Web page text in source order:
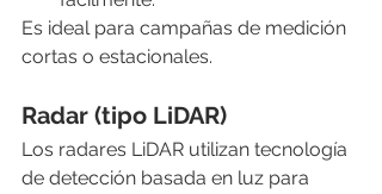
Es ideal para campañas de medición
cortas o estacionales.
Radar (tipo LiDAR)
Los radares LiDAR utilizan tecnología
de detección basada en luz para